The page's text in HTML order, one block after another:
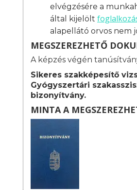
elvégzésére a
által kijelölt
alapellátó orvos nem
MEGSZEREZHETŐ
A képzés végén
Sikeres szakképesítő
Gyógyszertári
bizonyítvány.
MINTA A